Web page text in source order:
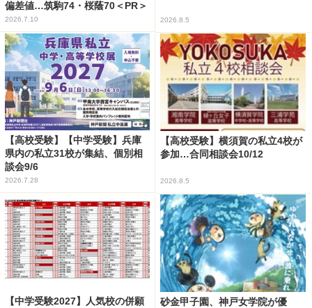
偏差値…筑駒74・桜蔭70＜PR＞
2026.7.10 2026.8.5
【高校受験】【中学受験】兵庫
県内の私立31校が集結、個別相
談会9/6
2026.7.28
【高校受験】横須賀の私立4校が
参加…合同相談会10/12
2026.8.5
【中学受験2027】人気校の併願
砂金甲子園、神戸女学院が優